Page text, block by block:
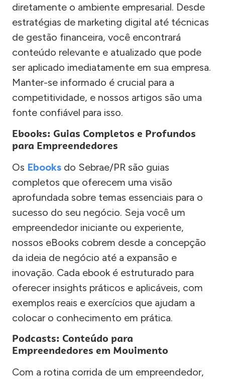
diretamente o ambiente empresarial. Desde
estratégias de marketing digital até técnicas
de gestão financeira, você encontrará
conteúdo relevante e atualizado que pode
ser aplicado imediatamente em sua empresa.
Manter-se informado é crucial para a
competitividade, e nossos artigos são uma
fonte confiável para isso.
Ebooks: Guias Completos e Profundos
para Empreendedores
Os Ebooks do Sebrae/PR são guias
completos que oferecem uma visão
aprofundada sobre temas essenciais para o
sucesso do seu negócio. Seja você um
empreendedor iniciante ou experiente,
nossos eBooks cobrem desde a concepção
da ideia de negócio até a expansão e
inovação. Cada ebook é estruturado para
oferecer insights práticos e aplicáveis, com
exemplos reais e exercícios que ajudam a
colocar o conhecimento em prática.
Podcasts: Conteúdo para
Empreendedores em Movimento
Com a rotina corrida de um empreendedor,